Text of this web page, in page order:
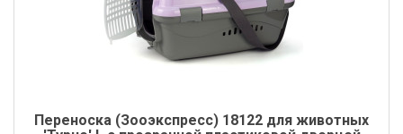
Переноска (Зооэкспресс) 18122 для животных